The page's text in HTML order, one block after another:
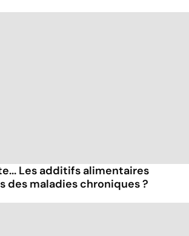
Les additifs alimentaires
des maladies chroniques ?